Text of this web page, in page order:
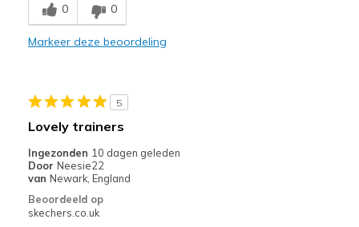
Minpunten
Poor Cushioning
Casual Wear
Sizing
View On Shoes
I'm Really Into Shoes
0 0
Markeer deze beoordeling
5
Lovely trainers
Ingezonden 10 dagen geleden
Door Neesie22
van Newark, England
Beoordeeld op
skechers.co.uk